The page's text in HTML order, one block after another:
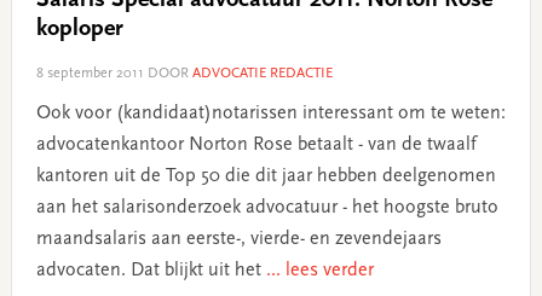
koploper
8 september 2011 DOOR ADVOCATIE REDACTIE
Ook voor (kandidaat)notarissen interessant om te weten:
advocatenkantoor Norton Rose betaalt - van de twaalf
kantoren uit de Top 50 die dit jaar hebben deelgenomen
aan het salarisonderzoek advocatuur - het hoogste bruto
maandsalaris aan eerste-, vierde- en zevendejaars
advocaten. Dat blijkt uit het ... lees verder